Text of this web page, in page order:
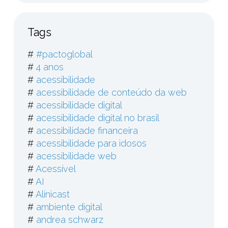
Tags
# #pactoglobal
# 4 anos
# acessibilidade
# acessibilidade de conteúdo da web
# acessibilidade digital
# acessibilidade digital no brasil
# acessibilidade financeira
# acessibilidade para idosos
# acessibilidade web
#Acessível
#AI
#Alinicast
# ambiente digital
# andrea schwarz